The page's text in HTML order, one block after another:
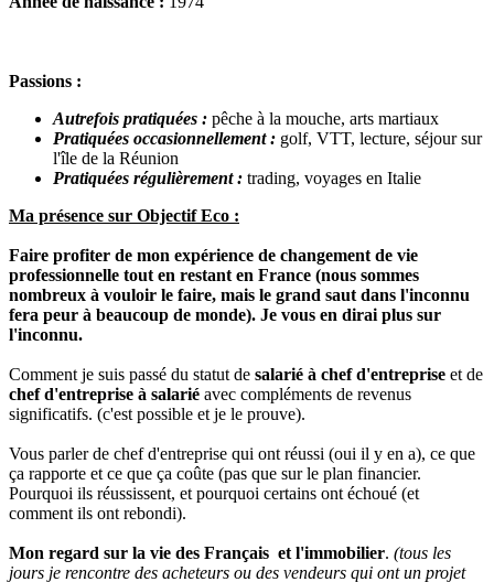
Passions :
Autrefois pratiquées : pêche à la mouche, arts martiaux
Pratiquées occasionnellement : golf, VTT, lecture, séjour sur
l'île de la Réunion
Pratiquées régulièrement : trading, voyages en Italie
Ma présence sur Objectif Eco :
Faire profiter de mon expérience de changement de vie
professionnelle tout en restant en France (nous sommes
nombreux à vouloir le faire, mais le grand saut dans l'inconnu
fera peur à beaucoup de monde). Je vous en dirai plus sur
l'inconnu.
Comment je suis passé du statut de salarié à chef d'entreprise et de
chef d'entreprise à salarié avec compléments de revenus
significatifs. (c'est possible et je le prouve).
Vous parler de chef d'entreprise qui ont réussi (oui il y en a), ce que
ça rapporte et ce que ça coûte (pas que sur le plan financier.
Pourquoi ils réussissent, et pourquoi certains ont échoué (et
comment ils ont rebondi).
Mon regard sur la vie des Français et l'immobilier. (tous les
jours je rencontre des acheteurs ou des vendeurs qui ont un projet